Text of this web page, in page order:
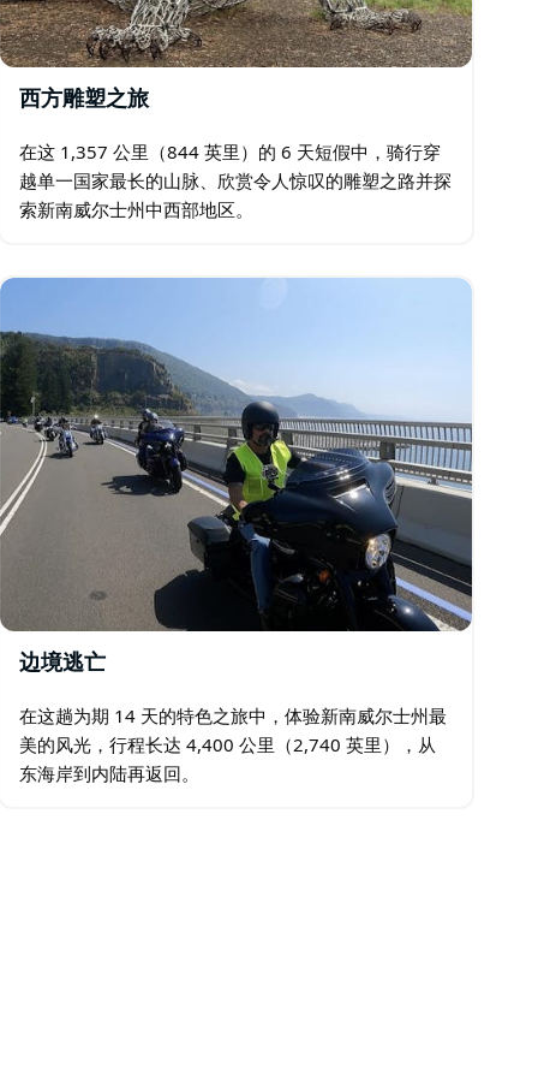
西方雕塑之旅
在这 1,357 公里（844 英里）的 6 天短假中，骑行穿
越单一国家最长的山脉、欣赏令人惊叹的雕塑之路并探
索新南威尔士州中西部地区。
边境逃亡
在这趟为期 14 天的特色之旅中，体验新南威尔士州最
美的风光，行程长达 4,400 公里（2,740 英里），从
东海岸到内陆再返回。